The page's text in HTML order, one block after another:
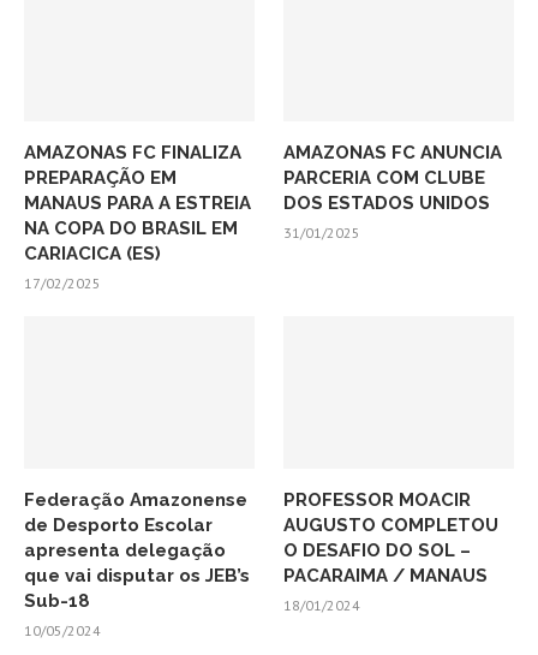
AMAZONAS FC FINALIZA
PREPARAÇÃO EM
MANAUS PARA A ESTREIA
NA COPA DO BRASIL EM
CARIACICA (ES)
17/02/2025
AMAZONAS FC ANUNCIA
PARCERIA COM CLUBE
DOS ESTADOS UNIDOS
31/01/2025
Federação Amazonense
de Desporto Escolar
apresenta delegação
que vai disputar os JEB’s
Sub-18
10/05/2024
PROFESSOR MOACIR
AUGUSTO COMPLETOU
O DESAFIO DO SOL –
PACARAIMA / MANAUS
18/01/2024